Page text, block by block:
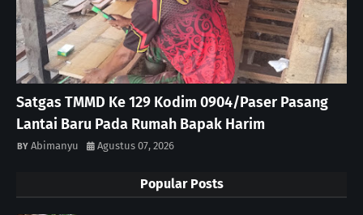
Satgas TMMD Ke 129 Kodim 0904/Paser Pasang
Lantai Baru Pada Rumah Bapak Harim
Abimanyu Agustus 07, 2026
Popular Posts